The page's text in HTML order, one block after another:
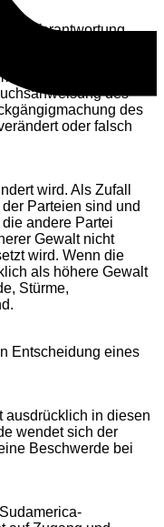
zur Verantwortung
garantiert.
des
des
oder falsch
wird. Als Zufall
Parteien sind und
andere Partei
Gewalt nicht
wird. Wenn die
als höhere Gewalt
Stürme,
Entscheidung eines
ausdrücklich in diesen
wendet sich der
Beschwerde bei